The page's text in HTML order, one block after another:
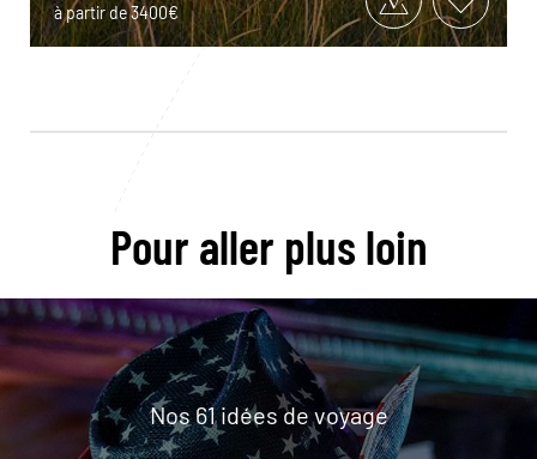
à partir de 3400€
Pour aller plus loin
Nos 61 idées de voyage